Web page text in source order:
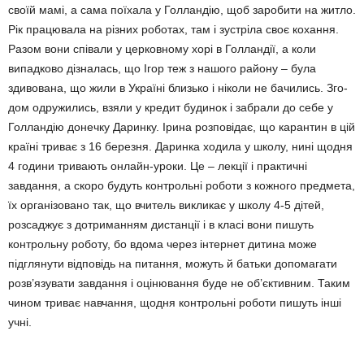
своїй мамі, а сама поїхала у Голландію, щоб заро­бити на житло.
Рік працювала на різних ро­ботах, там і зустріла своє кохання.
Разом вони співали у церковному хорі в Голландії, а коли
випадково дізналась, що Ігор теж з нашого району – була
здивована, що жили в Україні близько і ніколи не бачились. Зго­
дом одружились, взяли у кредит будинок і забрали до себе у
Голландію донечку Да­ринку. Ірина розповідає, що карантин в цій
країні триває з 16 березня. Даринка ходила у школу, нині щодня
4 години тривають он­лайн-уроки. Це – лекції і практичні
завдання, а скоро будуть контрольні роботи з кожного предмета,
їх організовано так, що вчитель викликає у школу 4-5 дітей,
розсаджує з до­триманням дистанції і в класі вони пишуть
контрольну роботу, бо вдома через інтернет дитина може
підглянути відповідь на питан­ня, можуть й батьки допомагати
розв’язувати завдання і оцінювання буде не об’єктивним. Таким
чином триває навчання, щодня кон­трольні роботи пишуть інші
учні.